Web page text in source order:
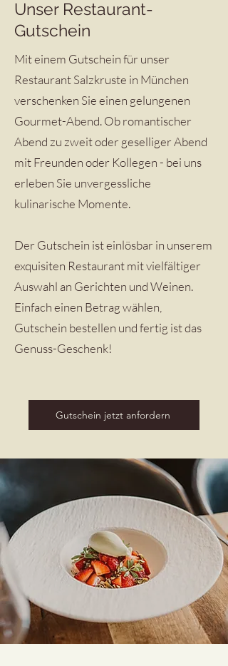
Unser Restaurant-
Gutschein
Mit einem Gutschein für unser
Restaurant Salzkruste in München
verschenken Sie einen gelungenen
Gourmet-Abend. Ob romantischer
Abend zu zweit oder geselliger Abend
mit Freunden oder Kollegen - bei uns
erleben Sie unvergessliche
kulinarische Momente.
Der Gutschein ist einlösbar in unserem
exquisiten Restaurant mit vielfältiger
Auswahl an Gerichten und Weinen.
Einfach einen Betrag wählen,
Gutschein bestellen und fertig ist das
Genuss-Geschenk!
Gutschein jetzt anfordern